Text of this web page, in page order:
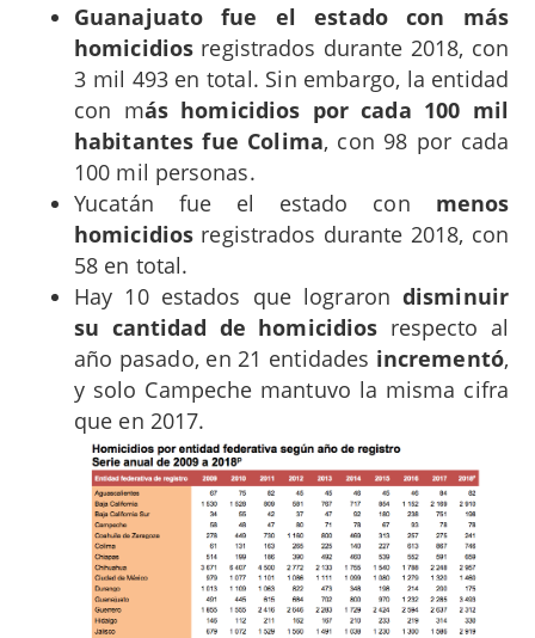
Guanajuato fue el estado con más
homicidios registrados durante 2018, con
3 mil 493 en total. Sin embargo, la entidad
con más homicidios por cada 100 mil
habitantes fue Colima, con 98 por cada
100 mil personas.
Yucatán fue el estado con menos
homicidios registrados durante 2018, con
58 en total.
Hay 10 estados que lograrondisminuir
su cantidad de homicidios respecto al
año pasado, en 21 entidades incrementó,
y solo Campeche mantuvo la misma cifra
que en 2017.